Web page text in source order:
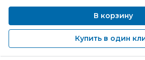
В корзину
Купить в один